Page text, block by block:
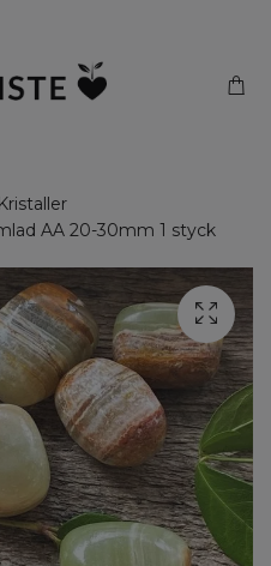
Kristaller
AA 20-30mm 1 styck